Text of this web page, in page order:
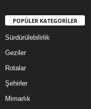
POPÜLER KATEGORİLER
Sürdürülebilirlik
Geziler
Rotalar
Şehirler
Mimarlık